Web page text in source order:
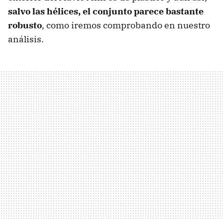
salvo las hélices, el conjunto parece bastante
robusto, como iremos comprobando en nuestro
análisis.